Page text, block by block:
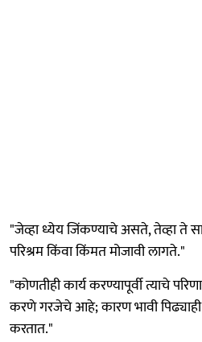
"जेव्हा ध्येय जिंकण्याचे असते, तेव्हा ते
परिश्रम किंवा किंमत मोजावी लागते."
"कोणतीही कार्य करण्यापूर्वी त्याचे
करणे गरजेचे आहे; कारण भावी पिढ्याही
करतात."